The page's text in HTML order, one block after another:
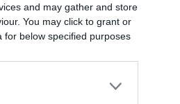
and may gather and store
You may click to grant or
below specified purposes